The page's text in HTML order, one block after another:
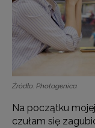
Źródło: Photogenica
Na początku
czułam się